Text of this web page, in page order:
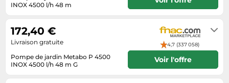
Techniques de mesure
Textiles de maison
Tondeuses
Informatique
Lave-linge
Montres connectées
Vélos
Vêtements de sport
Équipement outdoor
INOX 4500 l/h 48 m
Pompe de jardin Metabo P 4500
INOX 4500 l/h 48 m G
4,7 (337 058)
172,40 €
Livraison gratuite
Voir l'offre